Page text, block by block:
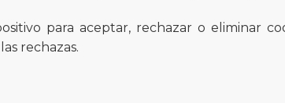
para aceptar, rechazar o eliminar
rechazas.